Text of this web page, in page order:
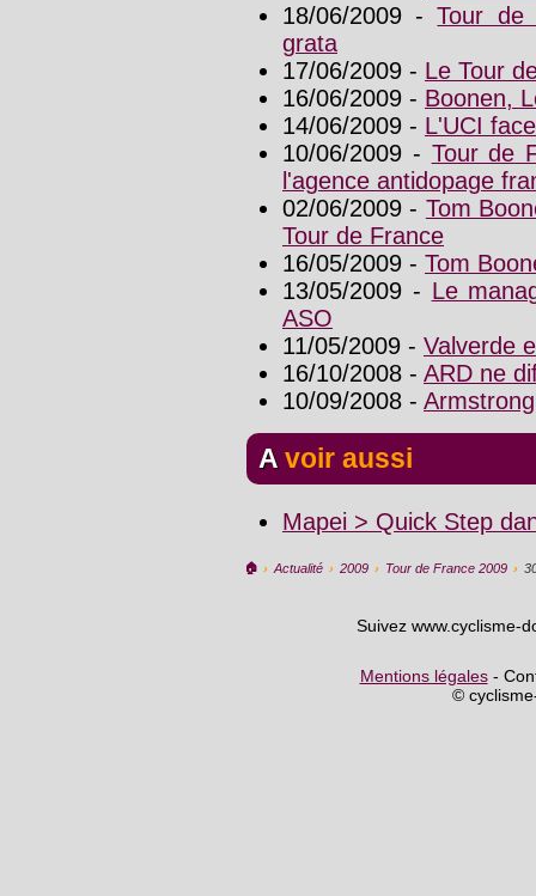
18/06/2009 -Tour de
grata
17/06/2009 - Le Tour
16/06/2009 - Boonen,
14/06/2009 - L'UCI
10/06/2009 - Tour de
l'agence antidopage
02/06/2009 - Tom
Tour de France
16/05/2009 - Tom
13/05/2009 - Le
ASO
11/05/2009 - Valverde
16/10/2008 - ARD ne
10/09/2008 -
A voir aussi
Mapei > Quick Step
🏠︎ › Actualité › 2009 › Tour de France 2009 ›
Suivez www.cyclisme-
Mentions légales-
©